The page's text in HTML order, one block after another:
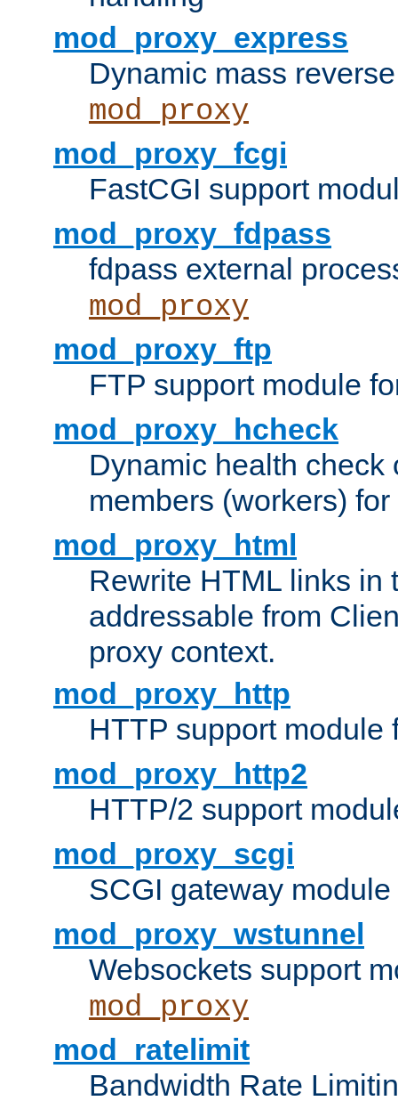
mod_proxy_express
Dynamic mass
mod_proxy
mod_proxy_fcgi
FastCGI support
mod_proxy_fdpass
fdpass external
mod_proxy
mod_proxy_ftp
FTP support module
mod_proxy_hcheck
Dynamic health check
members (workers) for
mod_proxy_html
Rewrite HTML links in
addressable from
proxy context.
mod_proxy_http
HTTP support module
mod_proxy_http2
HTTP/2 support
mod_proxy_scgi
SCGI gateway
mod_proxy_wstunnel
Websockets support
mod_proxy
mod_ratelimit
Bandwidth Rate